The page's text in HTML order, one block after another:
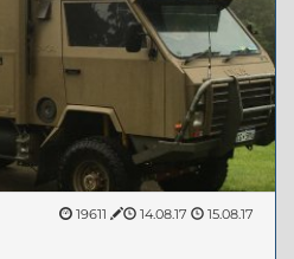
15.08.17
14.08.17
19611